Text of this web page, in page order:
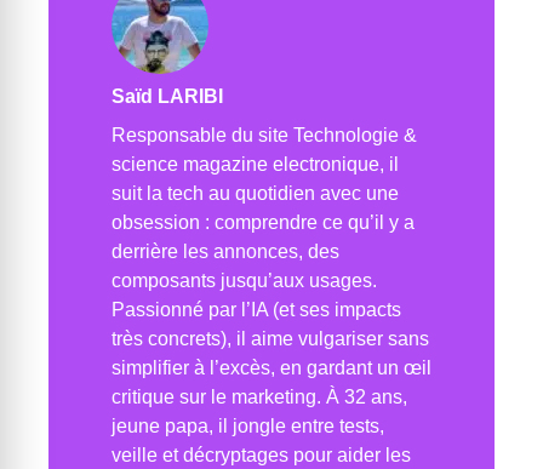
Saïd LARIBI
Responsable du site Technologie &
science magazine electronique, il
suit la tech au quotidien avec une
obsession : comprendre ce qu’il y a
derrière les annonces, des
composants jusqu’aux usages.
Passionné par l’IA (et ses impacts
très concrets), il aime vulgariser sans
simplifier à l’excès, en gardant un œil
critique sur le marketing. À 32 ans,
jeune papa, il jongle entre tests,
veille et décryptages pour aider les